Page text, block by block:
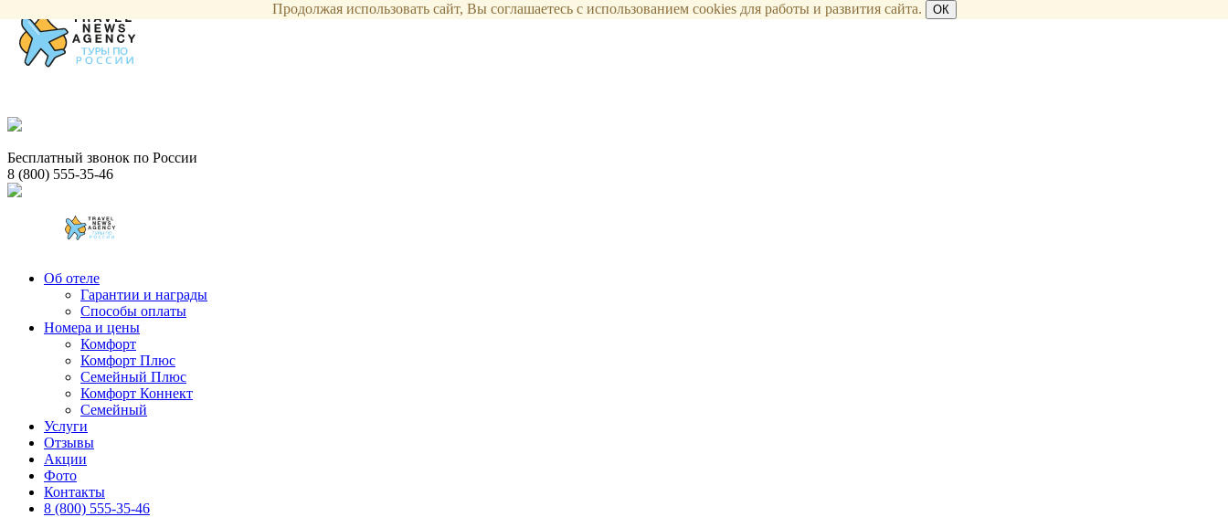
Бесплатный звонок по России
8 (800) 555-35-46
Об отеле
Гарантии и награды
Способы оплаты
Номера и цены
Комфорт
Комфорт Плюс
Семейный Плюс
Комфорт Коннект
Семейный
Услуги
Отзывы
Акции
Фото
Контакты
8 (800) 555-35-46
Продолжая использовать сайт, Вы соглашаетесь с использованием cookies для работы и развития сайта. ОК